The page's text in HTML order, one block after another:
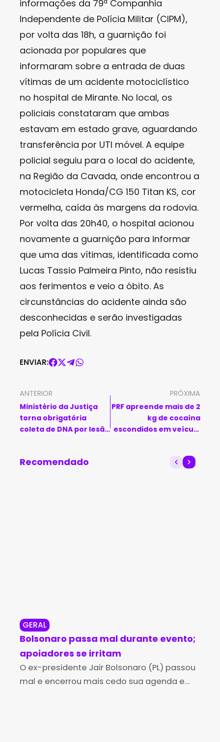
informações da 79ª Companhia
Independente de Polícia Militar (CIPM),
por volta das 18h, a guarnição foi
acionada por populares que
informaram sobre a entrada de duas
vítimas de um acidente motociclístico
no hospital de Mirante. No local, os
policiais constataram que ambas
estavam em estado grave, aguardando
transferência por UTI móvel. A equipe
policial seguiu para o local do acidente,
na Região da Cavada, onde encontrou a
motocicleta Honda/CG 150 Titan KS, cor
vermelha, caída às margens da rodovia.
Por volta das 20h40, o hospital acionou
novamente a guarnição para informar
que uma das vítimas, identificada como
Lucas Tassio Palmeira Pinto, não resistiu
aos ferimentos e veio a óbito. As
circunstâncias do acidente ainda são
desconhecidas e serão investigadas
pela Polícia Civil.
ENVIAR:
ANTERIOR
Ministério da Justiça
torna obrigatória
coleta de DNA por lesão
PRÓXIMA
PRF apreende mais de 2
kg de cocaína
escondidos em veículo
Recomendado
GERAL
Bolsonaro passa mal durante evento;
apoiadores se irritam
O ex-presidente Jair Bolsonaro (PL) passou
mal e encerrou mais cedo sua agenda em